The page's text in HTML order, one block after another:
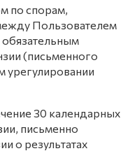
по спорам,
Пользователем
обязательным
(письменного
30 календарных
письменно
о результатах